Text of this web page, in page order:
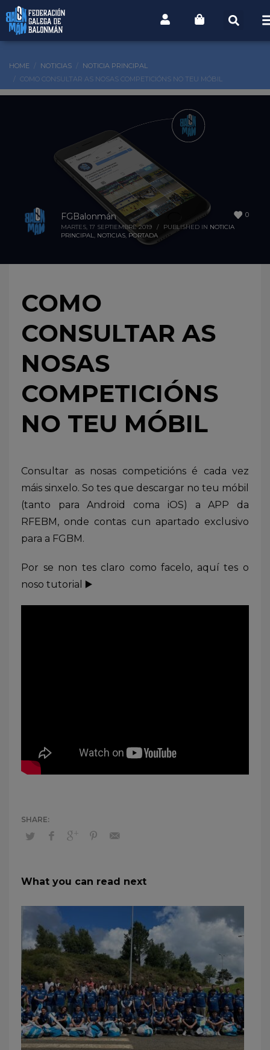
HOME NOTICIAS
NOTICIA PRINCIPAL
COMO CONSULTAR AS NOSAS COMPETICIÓNS NO TEU MÓBIL
0
FGBalonmán
MARTES, 17 SEPTIEMBRE 2019 / PUBLISHED IN NOTICIA
PRINCIPAL, NOTICIAS, PORTADA
COMO
CONSULTAR AS
NOSAS
COMPETICIÓNS
NO TEU MÓBIL
Consultar as nosas competicións é cada vez
máis sinxelo. So tes que descargar no teu móbil
(tanto para Android coma iOS) a APP da
RFEBM, onde contas cun apartado exclusivo
para a FGBM.
Por se non tes claro como facelo, aquí tes o
noso tutorial ▶️
What you can read next